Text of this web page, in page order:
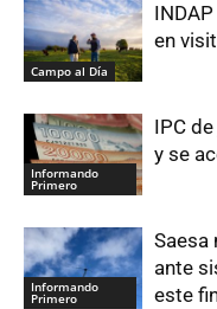
Campo al Día
en
Informando
Primero
IPC
y se
Informando
Primero
Saesa
ante
este